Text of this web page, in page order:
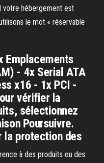
votre hébergement est
le mot « réservable
Emplacements
- 4x Serial ATA
x16 - 1x PCI -
vérifier la
sélectionnez
Poursuivre.
la protection des
à des produits ou des